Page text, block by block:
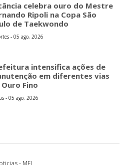
celebra ouro do Mestre
Ripoli na Copa São
de Taekwondo
- 05 ago, 2026
intensifica ações de
em diferentes vias
Fino
- 05 ago, 2026
- MEI